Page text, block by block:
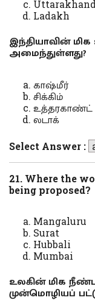
Uttarakhand
Ladakh
இந்தியாவின்
அமைந்துள்ளது?
காஷ்மீர்
சிக்கிம்
உத்தரகாண்ட்
லடாக்
Select Answer :
21. Where the
being proposed?
Mangaluru
Surat
Hubbali
Mumbai
உலகின் மிக
முன்மொழியப்